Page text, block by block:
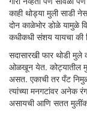
काही थोड्या मुली साडी
दोन काळेभोर डोळे यामुळे
कधीकधी संशय यायचा की
सदासारखी फार थोडी
ओळखून येत. कोट्यातील
असत. एकाची तर पँट
त्यांच्या मनगटांवर अनेक
असायची आणि सतत